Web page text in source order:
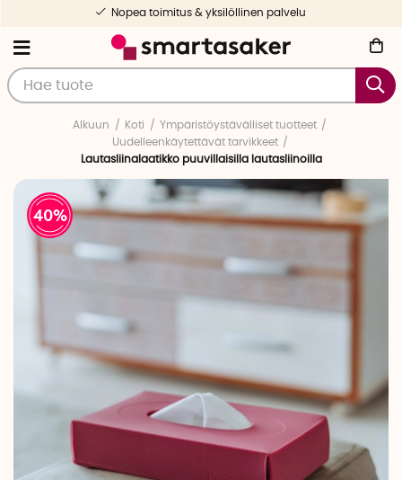
Nopea toimitus & yksilöllinen palvelu
Alkuun Koti
Ympäristöystävälliset tuotteet
Uudelleenkäytettävät tarvikkeet
Lautasliinalaatikko puuvillaisilla lautasliinoilla
40